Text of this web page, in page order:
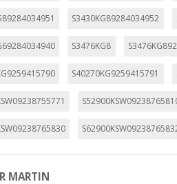
S3430KG89284034952
S3476KG8
S40270KG9259415791
MARTIN